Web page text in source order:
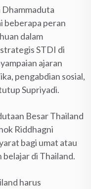
Dhammaduta
beberapa peran
dalam
STDI di
ajaran
pengabdian sosial,
Supriyadi.
Besar Thailand
Riddhagni
bagi umat atau
belajar di Thailand.
harus